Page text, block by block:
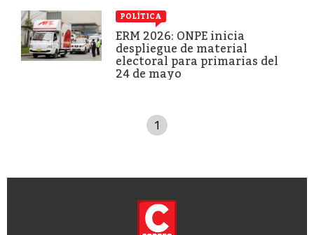
POLÍTICA
ERM 2026: ONPE inicia
despliegue de material
electoral para primarias del
24 de mayo
1